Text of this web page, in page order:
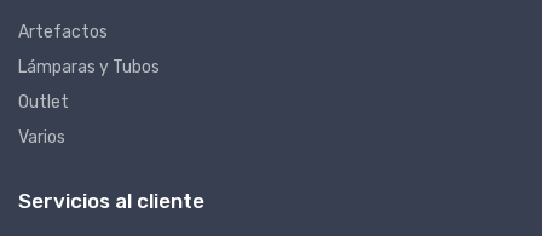
Artefactos
Lámparas y Tubos
Outlet
Varios
Servicios al cliente